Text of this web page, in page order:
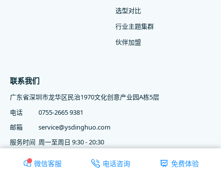
微信客服 电话咨询 免费体验
选型对比
行业主题集群
伙伴加盟
联系我们
广东省深圳市龙华区民治1970文化创意产业园A栋5层
电话
0755-2665 9381
邮箱
service@ysdinghuo.com
服务时间 周一至周日 9:30 - 20:30